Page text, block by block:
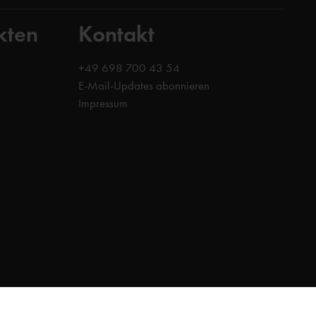
Kontakt
+49 698 700 43 54
E-Mail-Updates abonnieren
Impressum